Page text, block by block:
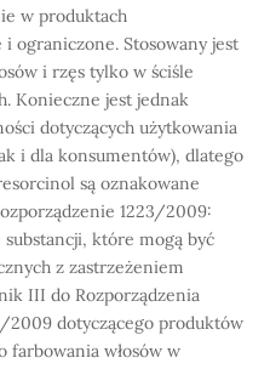
w produktach
ograniczone. Stosowany jest
i rzęs tylko w ściśle
Konieczne jest jednak
dotyczących użytkowania
i dla konsumentów), dlatego
są oznakowane
1223/2009:
substancji, które mogą być
z zastrzeżeniem
III do Rozporządzenia
2009 dotyczącego produktów
farbowania włosów w